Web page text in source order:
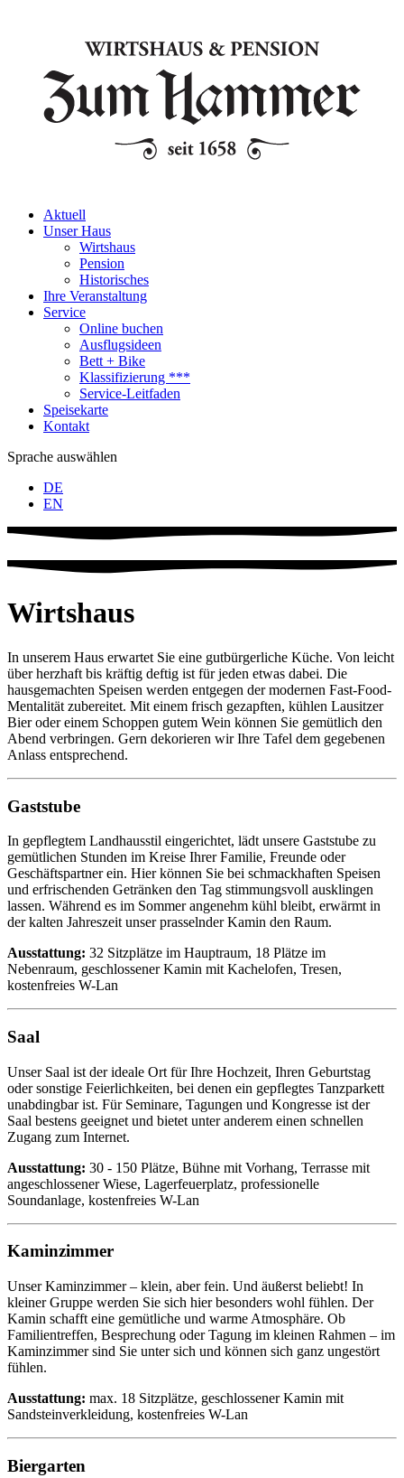
Aktuell
Unser Haus
Wirtshaus
Pension
Historisches
Ihre Veranstaltung
Service
Online buchen
Ausflugsideen
Bett + Bike
Klassifizierung ***
Service-Leitfaden
Speisekarte
Kontakt
Sprache auswählen
DE
EN
Wirtshaus
In unserem Haus erwartet Sie eine gutbürgerliche Küche. Von leicht
über herzhaft bis kräftig deftig ist für jeden etwas dabei. Die
hausgemachten Speisen werden entgegen der modernen Fast-Food-
Mentalität zubereitet. Mit einem frisch gezapften, kühlen Lausitzer
Bier oder einem Schoppen gutem Wein können Sie gemütlich den
Abend verbringen. Gern dekorieren wir Ihre Tafel dem gegebenen
Anlass entsprechend.
Gaststube
In gepflegtem Landhausstil eingerichtet, lädt unsere Gaststube zu
gemütlichen Stunden im Kreise Ihrer Familie, Freunde oder
Geschäftspartner ein. Hier können Sie bei schmackhaften Speisen
und erfrischenden Getränken den Tag stimmungsvoll ausklingen
lassen. Während es im Sommer angenehm kühl bleibt, erwärmt in
der kalten Jahreszeit unser prasselnder Kamin den Raum.
Ausstattung: 32 Sitzplätze im Hauptraum, 18 Plätze im
Nebenraum, geschlossener Kamin mit Kachelofen, Tresen,
kostenfreies W-Lan
Saal
Unser Saal ist der ideale Ort für Ihre Hochzeit, Ihren Geburtstag
oder sonstige Feierlichkeiten, bei denen ein gepflegtes Tanzparkett
unabdingbar ist. Für Seminare, Tagungen und Kongresse ist der
Saal bestens geeignet und bietet unter anderem einen schnellen
Zugang zum Internet.
Ausstattung: 30 - 150 Plätze, Bühne mit Vorhang, Terrasse mit
angeschlossener Wiese, Lagerfeuerplatz, professionelle
Soundanlage, kostenfreies W-Lan
Kaminzimmer
Unser Kaminzimmer – klein, aber fein. Und äußerst beliebt! In
kleiner Gruppe werden Sie sich hier besonders wohl fühlen. Der
Kamin schafft eine gemütliche und warme Atmosphäre. Ob
Familientreffen, Besprechung oder Tagung im kleinen Rahmen – im
Kaminzimmer sind Sie unter sich und können sich ganz ungestört
fühlen.
Ausstattung: max. 18 Sitzplätze, geschlossener Kamin mit
Sandsteinverkleidung, kostenfreies W-Lan
Biergarten